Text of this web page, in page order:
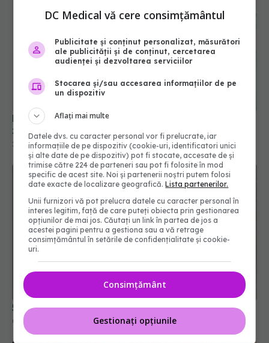
Pune o cutie cu bicarbonat în frigider și las-o 3
zile. Rezultatul te va uimi
29 dec 2025, 09:20
5 motive să nu îți mai pui geanta pe jos
DC Medical vă cere consimțământul
Publicitate și conținut personalizat, măsurători
ale publicității și de conținut, cercetarea
audienței și dezvoltarea serviciilor
Stocarea și/sau accesarea informațiilor de pe
un dispozitiv
Aflați mai multe
Datele dvs. cu caracter personal vor fi prelucrate, iar
informațiile de pe dispozitiv (cookie-uri, identificatori unici
și alte date de pe dispozitiv) pot fi stocate, accesate de și
trimise către 224 de parteneri sau pot fi folosite în mod
specific de acest site. Noi și partenerii noștri putem folosi
date exacte de localizare geografică.Lista partenerilor.
Unii furnizori vă pot prelucra datele cu caracter personal în
interes legitim, față de care puteți obiecta prin gestionarea
opțiunilor de mai jos. Căutați un link în partea de jos a
acestei pagini pentru a gestiona sau a vă retrage
consimțământul în setările de confidențialitate și cookie-
uri.
Consimțământ
Gestionați opțiunile